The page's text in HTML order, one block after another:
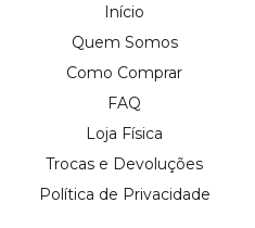
Início
Quem Somos
Como Comprar
FAQ
Loja Física
Trocas e Devoluções
Política de Privacidade